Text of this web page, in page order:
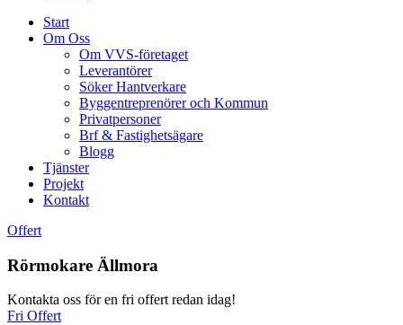
Start
Om Oss
Om VVS-företaget
Leverantörer
Söker Hantverkare
Byggentreprenörer och Kommun
Privatpersoner
Brf & Fastighetsägare
Blogg
Tjänster
Projekt
Kontakt
Offert
Rörmokare Ällmora
Kontakta oss för en fri offert redan idag!
Fri Offert